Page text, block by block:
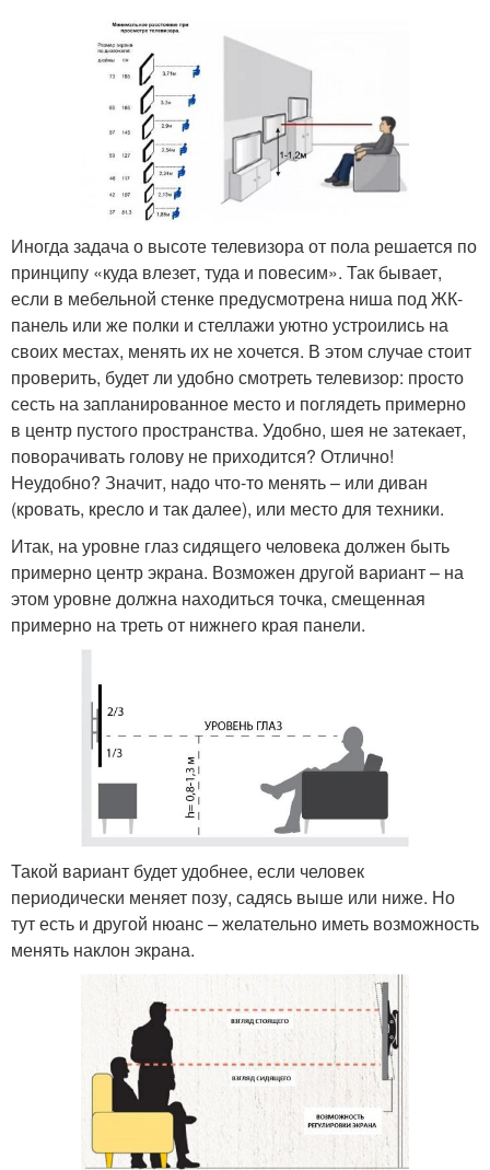
Иногда задача о высоте телевизора от пола решается по
принципу «куда влезет, туда и повесим». Так бывает,
если в мебельной стенке предусмотрена ниша под ЖК-
панель или же полки и стеллажи уютно устроились на
своих местах, менять их не хочется. В этом случае стоит
проверить, будет ли удобно смотреть телевизор: просто
сесть на запланированное место и поглядеть примерно
в центр пустого пространства. Удобно, шея не затекает,
поворачивать голову не приходится? Отлично!
Неудобно? Значит, надо что-то менять – или диван
(кровать, кресло и так далее), или место для техники.
Итак, на уровне глаз сидящего человека должен быть
примерно центр экрана. Возможен другой вариант – на
этом уровне должна находиться точка, смещенная
примерно на треть от нижнего края панели.
Такой вариант будет удобнее, если человек
периодически меняет позу, садясь выше или ниже. Но
тут есть и другой нюанс – желательно иметь возможность
менять наклон экрана.